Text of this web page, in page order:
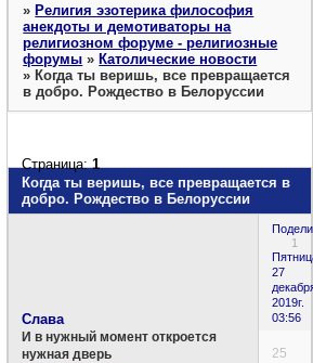
»Религия эзотерика философия
анекдоты и демотиваторы на
религиозном форуме - религиозные
форумы »Католические новости
»Когда ты веришь, все превращается
в добро. Рождество в Белоруссии
Когда ты веришь, все превращается в
добро. Рождество в Белоруссии
Страница:1
1
27
2019г.
03:56
Слава
И в нужный момент откроется
нужная дверь
25